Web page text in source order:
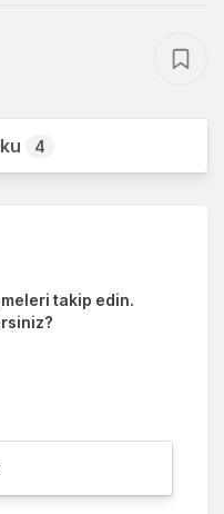
4
takip edin.